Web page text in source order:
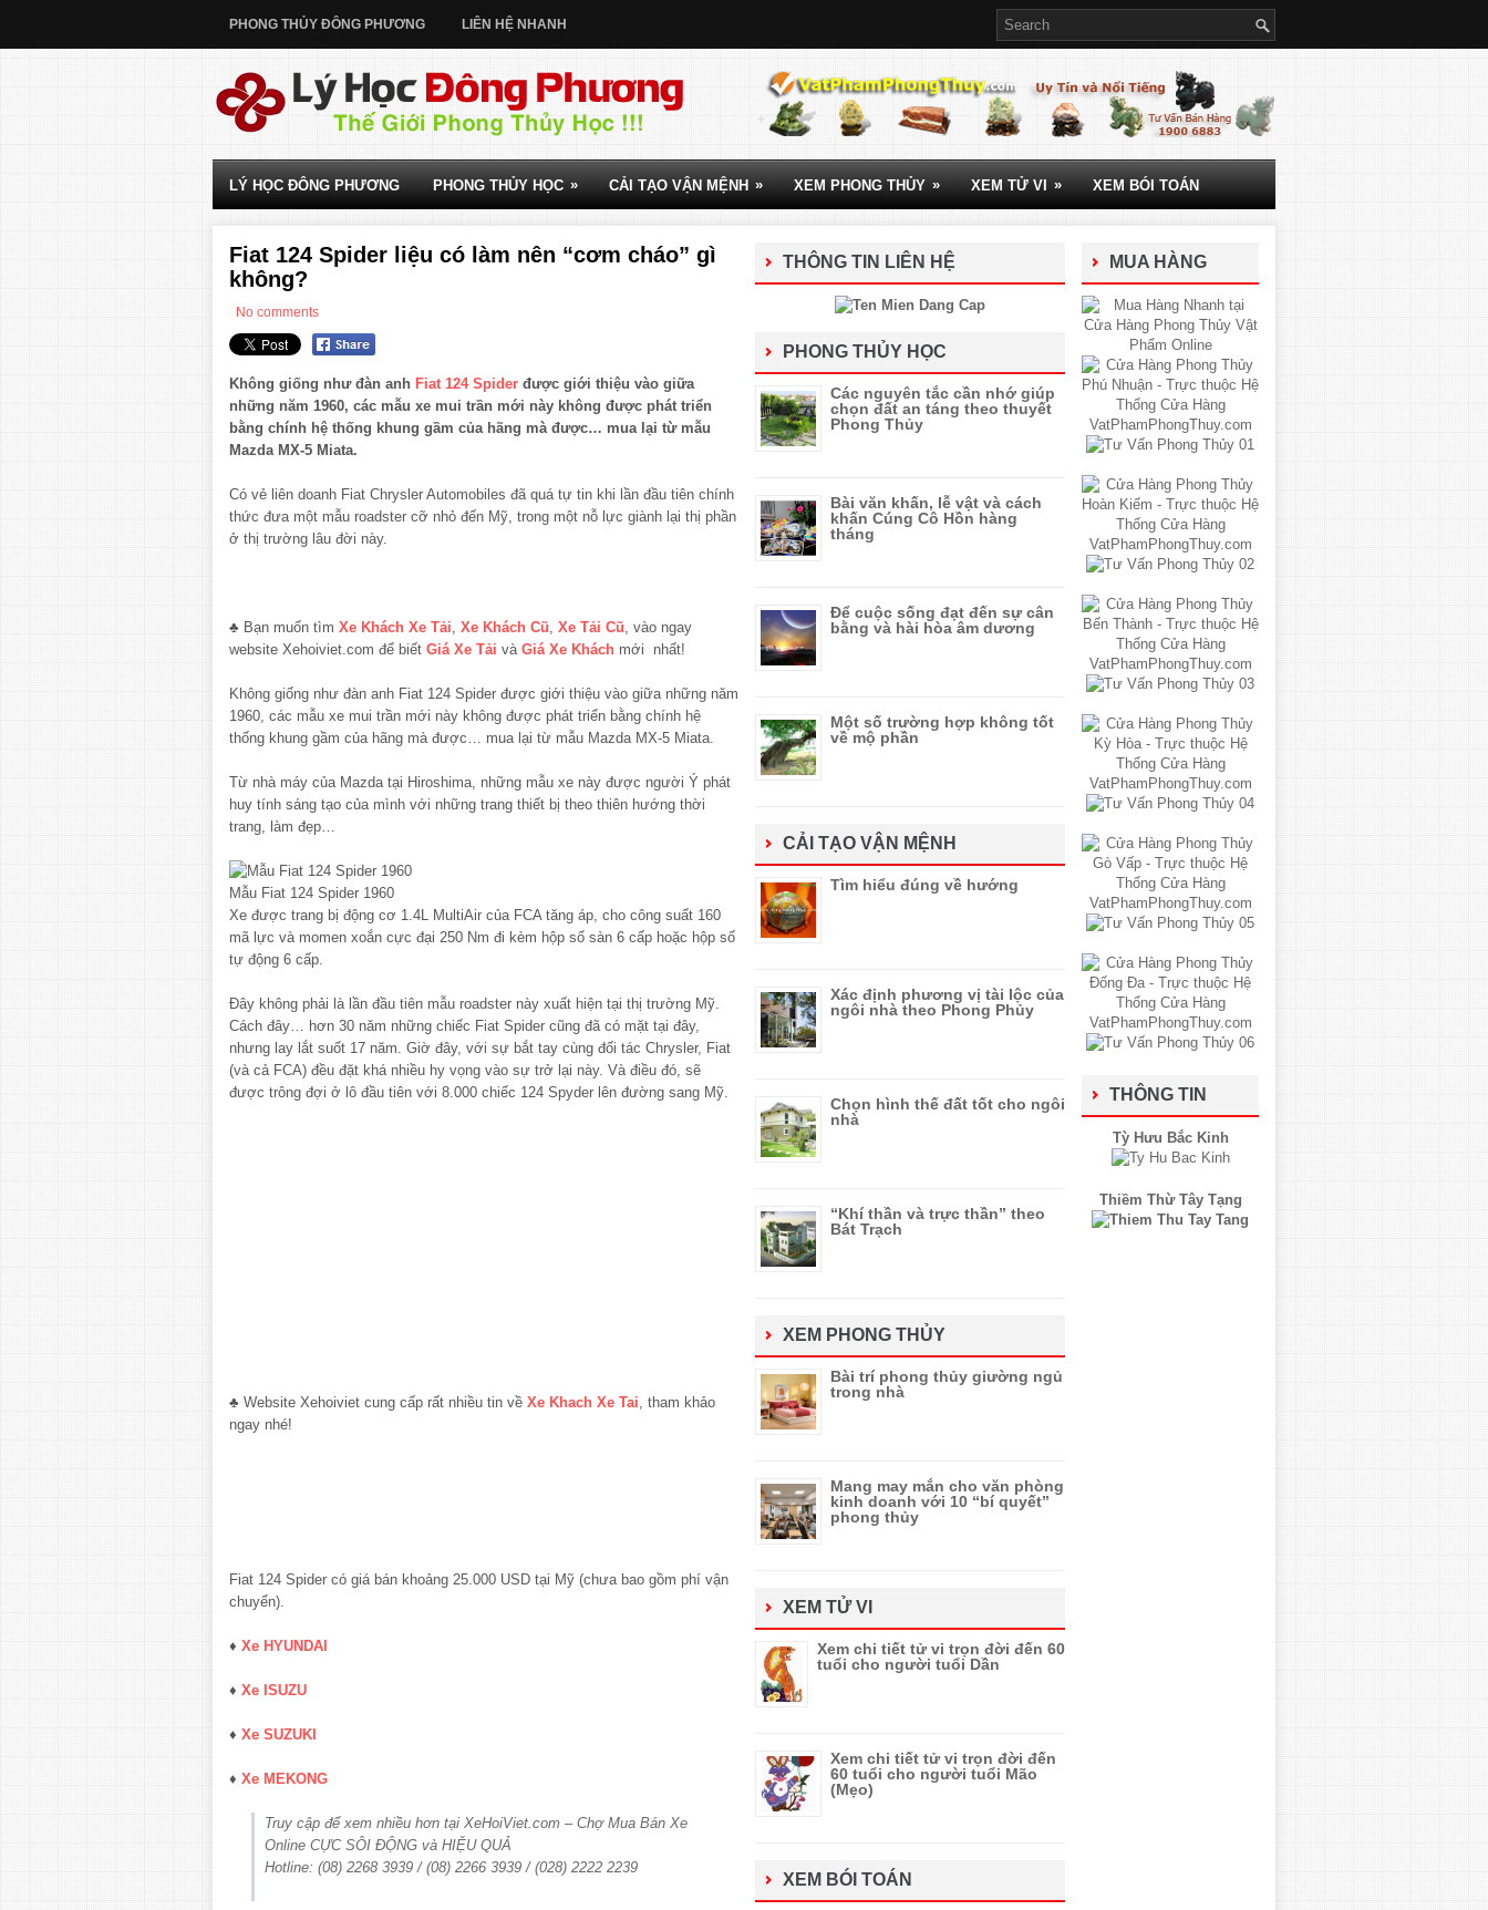
PHONG THỦY ĐÔNG PHƯƠNG LIÊN HỆ NHANH
LÝ HỌC ĐÔNG PHƯƠNG PHONG THỦY HỌC » CẢI TẠO VẬN MỆNH » XEM PHONG THỦY » XEM TỬ VI » XEM BÓI TOÁN
Fiat 124 Spider liệu có làm nên “cơm cháo” gì
không?
No comments
Không giống như đàn anh Fiat 124 Spider được giới thiệu vào giữa
những năm 1960, các mẫu xe mui trần mới này không được phát triển
bằng chính hệ thống khung gầm của hãng mà được… mua lại từ mẫu
Mazda MX-5 Miata.
Có vẻ liên doanh Fiat Chrysler Automobiles đã quá tự tin khi lần đầu tiên chính
thức đưa một mẫu roadster cỡ nhỏ đến Mỹ, trong một nỗ lực giành lại thị phần
ở thị trường lâu đời này.
♣ Bạn muốn tìm Xe Khách Xe Tải Xe Khách Cũ Xe Tải Cũ , vào ngay
website Xehoiviet.com để biết Giá Xe Tải và Giá Xe Khách mới nhất!
Không giống như đàn anh Fiat 124 Spider được giới thiệu vào giữa những năm
1960, các mẫu xe mui trần mới này không được phát triển bằng chính hệ
thống khung gầm của hãng mà được… mua lại từ mẫu Mazda MX-5 Miata.
Từ nhà máy của Mazda tại Hiroshima, những mẫu xe này được người Ý phát
huy tính sáng tạo của mình với những trang thiết bị theo thiên hướng thời
trang, làm đẹp…
Mẫu Fiat 124 Spider 1960
Xe được trang bị động cơ 1.4L MultiAir của FCA tăng áp, cho công suất 160
mã lực và momen xoắn cực đại 250 Nm đi kèm hộp số sàn 6 cấp hoặc hộp số
tự động 6 cấp.
Đây không phải là lần đầu tiên mẫu roadster này xuất hiện tại thị trường Mỹ.
Cách đây… hơn 30 năm những chiếc Fiat Spider cũng đã có mặt tại đây,
nhưng lay lắt suốt 17 năm. Giờ đây, với sự bắt tay cùng đối tác Chrysler, Fiat
(và cả FCA) đều đặt khá nhiều hy vọng vào sự trở lại này. Và điều đó, sẽ
được trông đợi ở lô đầu tiên với 8.000 chiếc 124 Spyder lên đường sang Mỹ.
♣ Website Xehoiviet cung cấp rất nhiều tin về Xe Khach Xe Tai , tham khảo
ngay nhé!
Fiat 124 Spider có giá bán khoảng 25.000 USD tại Mỹ (chưa bao gồm phí vận
chuyển).
♦ Xe HYUNDAI
♦ Xe ISUZU
♦ Xe SUZUKI
♦ Xe MEKONG
Truy cập để xem nhiều hơn tại XeHoiViet.com – Chợ Mua Bán Xe
Online CỰC SÔI ĐỘNG và HIỆU QUẢ
Hotline: (08) 2268 3939 / (08) 2266 3939 / (028) 2222 2239
THÔNG TIN LIÊN HỆ
PHONG THỦY HỌC
Các nguyên tắc cần nhớ giúp
chọn đất an táng theo thuyết
Phong Thủy
Bài văn khấn, lễ vật và cách
khấn Cúng Cô Hồn hàng
tháng
Để cuộc sống đạt đến sự cân
bằng và hài hòa âm dương
Một số trường hợp không tốt
về mộ phần
CẢI TẠO VẬN MỆNH
Tìm hiểu đúng về hướng
Xác định phương vị tài lộc của
ngôi nhà theo Phong Phủy
Chọn hình thế đất tốt cho ngôi
nhà
“Khí thần và trực thần” theo
Bát Trạch
XEM PHONG THỦY
Bài trí phong thủy giường ngủ
trong nhà
Mang may mắn cho văn phòng
kinh doanh với 10 “bí quyết”
phong thủy
XEM TỬ VI
Xem chi tiết tử vi trọn đời đến 60
tuổi cho người tuổi Dần
Xem chi tiết tử vi trọn đời đến
60 tuổi cho người tuổi Mão
(Mẹo)
XEM BÓI TOÁN
MUA HÀNG
THÔNG TIN
Tỳ Hưu Bắc Kinh
Thiềm Thừ Tây Tạng